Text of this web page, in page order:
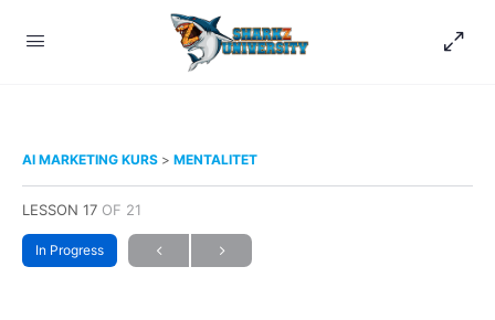
AI MARKETING KURS MENTALITET
LESSON 17 OF 21
In Progress